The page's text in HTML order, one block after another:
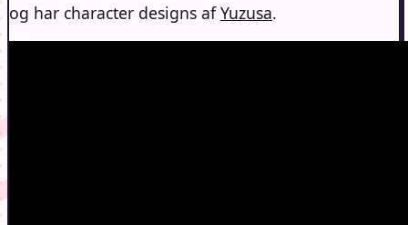
og har character designs afYuzusa.